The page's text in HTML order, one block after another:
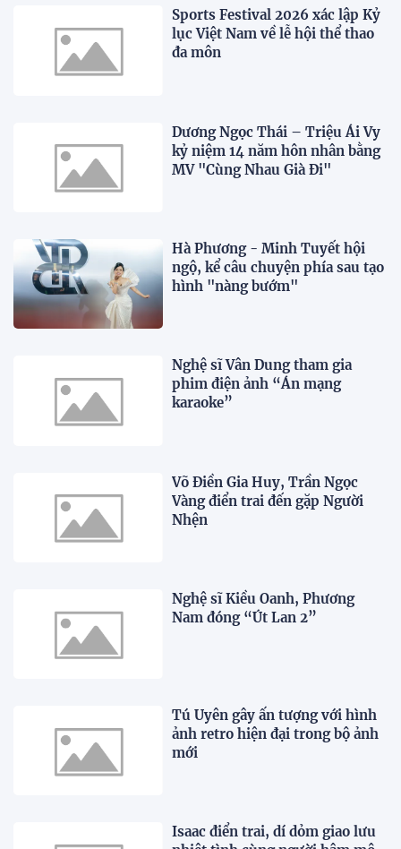
Sports Festival 2026 xác lập Kỷ
lục Việt Nam về lễ hội thể thao
đa môn
Dương Ngọc Thái – Triệu Ái Vy
kỷ niệm 14 năm hôn nhân bằng
MV "Cùng Nhau Già Đi"
Hà Phương - Minh Tuyết hội
ngộ, kể câu chuyện phía sau tạo
hình "nàng bướm"
Nghệ sĩ Vân Dung tham gia
phim điện ảnh “Án mạng
karaoke”
Võ Điền Gia Huy, Trần Ngọc
Vàng điển trai đến gặp Người
Nhện
Nghệ sĩ Kiều Oanh, Phương
Nam đóng “Út Lan 2”
Tú Uyên gây ấn tượng với hình
ảnh retro hiện đại trong bộ ảnh
mới
Isaac điển trai, dí dỏm giao lưu